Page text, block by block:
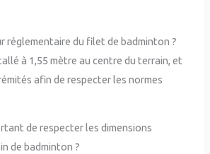
réglementaire du filet de badminton ?
à 1,55 mètre au centre du terrain, et
afin de respecter les normes
de respecter les dimensions
de badminton ?